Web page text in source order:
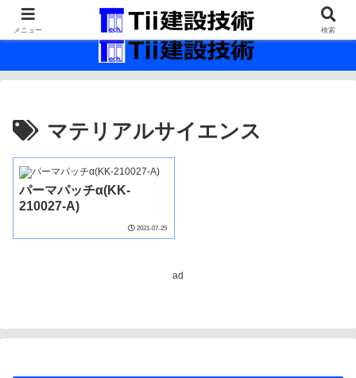
最新の建設技術の情報インフラ。
マテリアルサイエンス
パーマパッチα(KK-
210027-A)
2021-07-25
ad
メニュー 検索